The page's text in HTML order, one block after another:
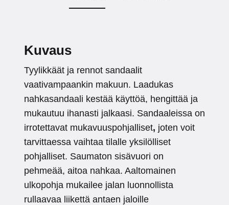
Kuvaus
Tyylikkäät ja rennot sandaalit
vaativampaankin makuun. Laadukas
nahkasandaali kestää käyttöä, hengittää ja
mukautuu ihanasti jalkaasi. Sandaaleissa on
irrotettavat mukavuuspohjalliset, joten voit
tarvittaessa vaihtaa tilalle yksilölliset
pohjalliset. Saumaton sisävuori on
pehmeää, aitoa nahkaa. Aaltomainen
ulkopohja mukailee jalan luonnollista
rullaavaa liikettä antaen jaloille